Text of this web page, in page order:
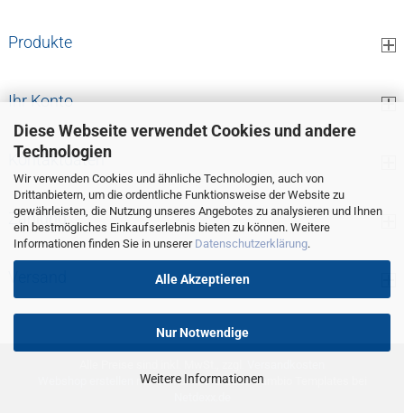
Diese Webseite verwendet Cookies und andere
Technologien
Wir verwenden Cookies und ähnliche Technologien, auch von
Drittanbietern, um die ordentliche Funktionsweise der Website zu
gewährleisten, die Nutzung unseres Angebotes zu analysieren und Ihnen
ein bestmögliches Einkaufserlebnis bieten zu können. Weitere
Informationen finden Sie in unserer Datenschutzerklärung.
Alle Akzeptieren
Nur Notwendige
Weitere Informationen
Produkte
Ihr Konto
Kontaktdaten
Zahlung
mit Gambio.de © 2026 Gambio Templates bei